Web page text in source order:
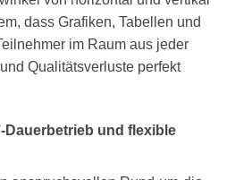
dass Grafiken, Tabellen und
im Raum aus jeder
Qualitätsverluste perfekt
Dauerbetrieb und flexible